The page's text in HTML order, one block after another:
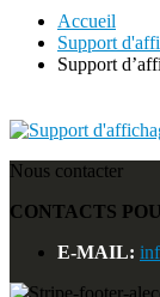
Accueil
Support
Support
Nous contacter
CONTACTS
E-MAIL: